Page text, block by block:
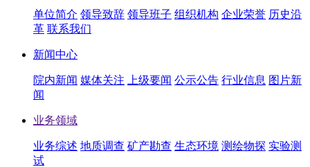
单位简介 领导致辞 领导班子 组织机构 企业荣誉 历史沿
革 联系我们
新闻中心
院内新闻 媒体关注 上级要闻 公示公告 行业信息 图片新
闻
业务领域
业务综述 地质调查 矿产勘查 生态环境 测绘物探 实验测
试